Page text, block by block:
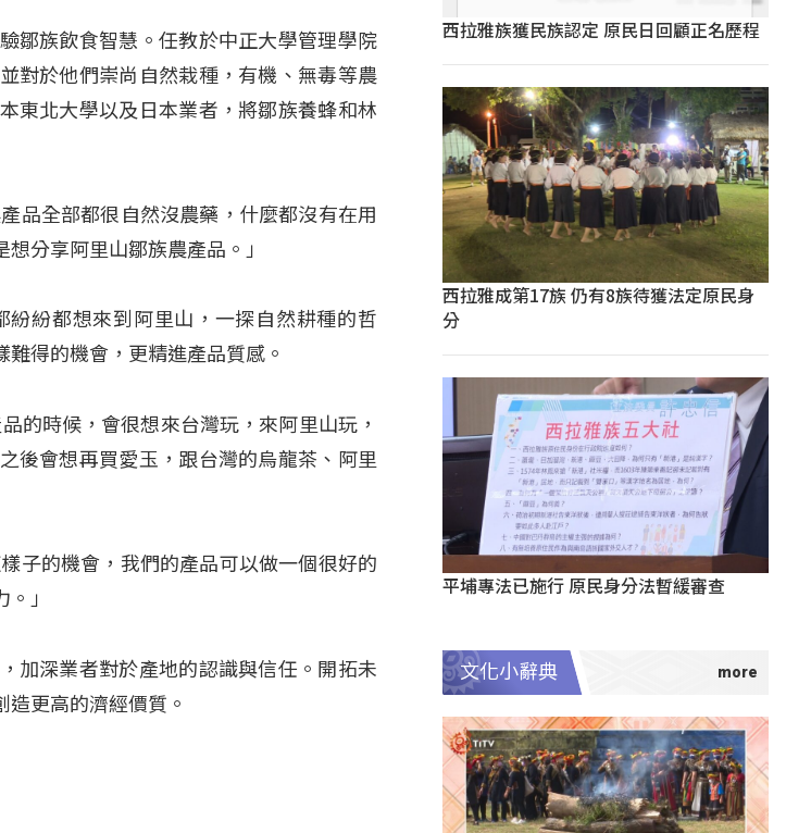
鄒族飲食智慧。任教於中正大學管理學院
對於他們崇尚自然栽種，有機、無毒等農
東北大學以及日本業者，將鄒族養蜂和林
品全部都很自然沒農藥，什麼都沒有在用
分享阿里山鄒族農產品。」
紛都想來到阿里山，一探自然耕種的哲
得的機會，更精進產品質感。
的時候，會很想來台灣玩，來阿里山玩，
後會想再買愛玉，跟台灣的烏龍茶、阿里
子的機會，我們的產品可以做一個很好的
」
加深業者對於產地的認識與信任。開拓未
更高的濟經價質。
西拉雅族獲民族認定 原民日回顧正名歷程
西拉雅成第17族 仍有8族待獲法定原民身
分
平埔專法已施行 原民身分法暫緩審查
文化小辭典